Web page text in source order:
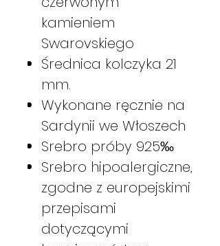
kamieniem
Swarovskiego
Średnica kolczyka 21
mm.
Wykonane ręcznie na
Sardynii we Włoszech
Srebro próby 925‰
Srebro hipoalergiczne,
zgodne z europejskimi
przepisami
dotyczącymi